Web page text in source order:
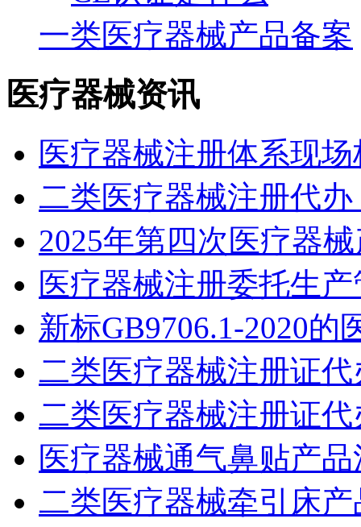
一类医疗器械产品备案
医疗器械资讯
医疗器械注册体系现
二类医疗器械注册代
2025年第四次医疗器
医疗器械注册委托生
新标GB9706.1-2020
二类医疗器械注册证
二类医疗器械注册证
医疗器械通气鼻贴产
二类医疗器械牵引床